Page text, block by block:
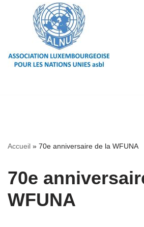
contenu
Accueil » 70e anniversaire de la WFUNA
70e
WFUNA